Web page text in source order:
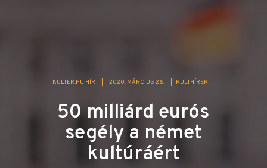
KULTER.HU HÍR 2020. MÁRCIUS 26. KULTHÍREK
50 milliárd eurós
segély a német
kultúráért